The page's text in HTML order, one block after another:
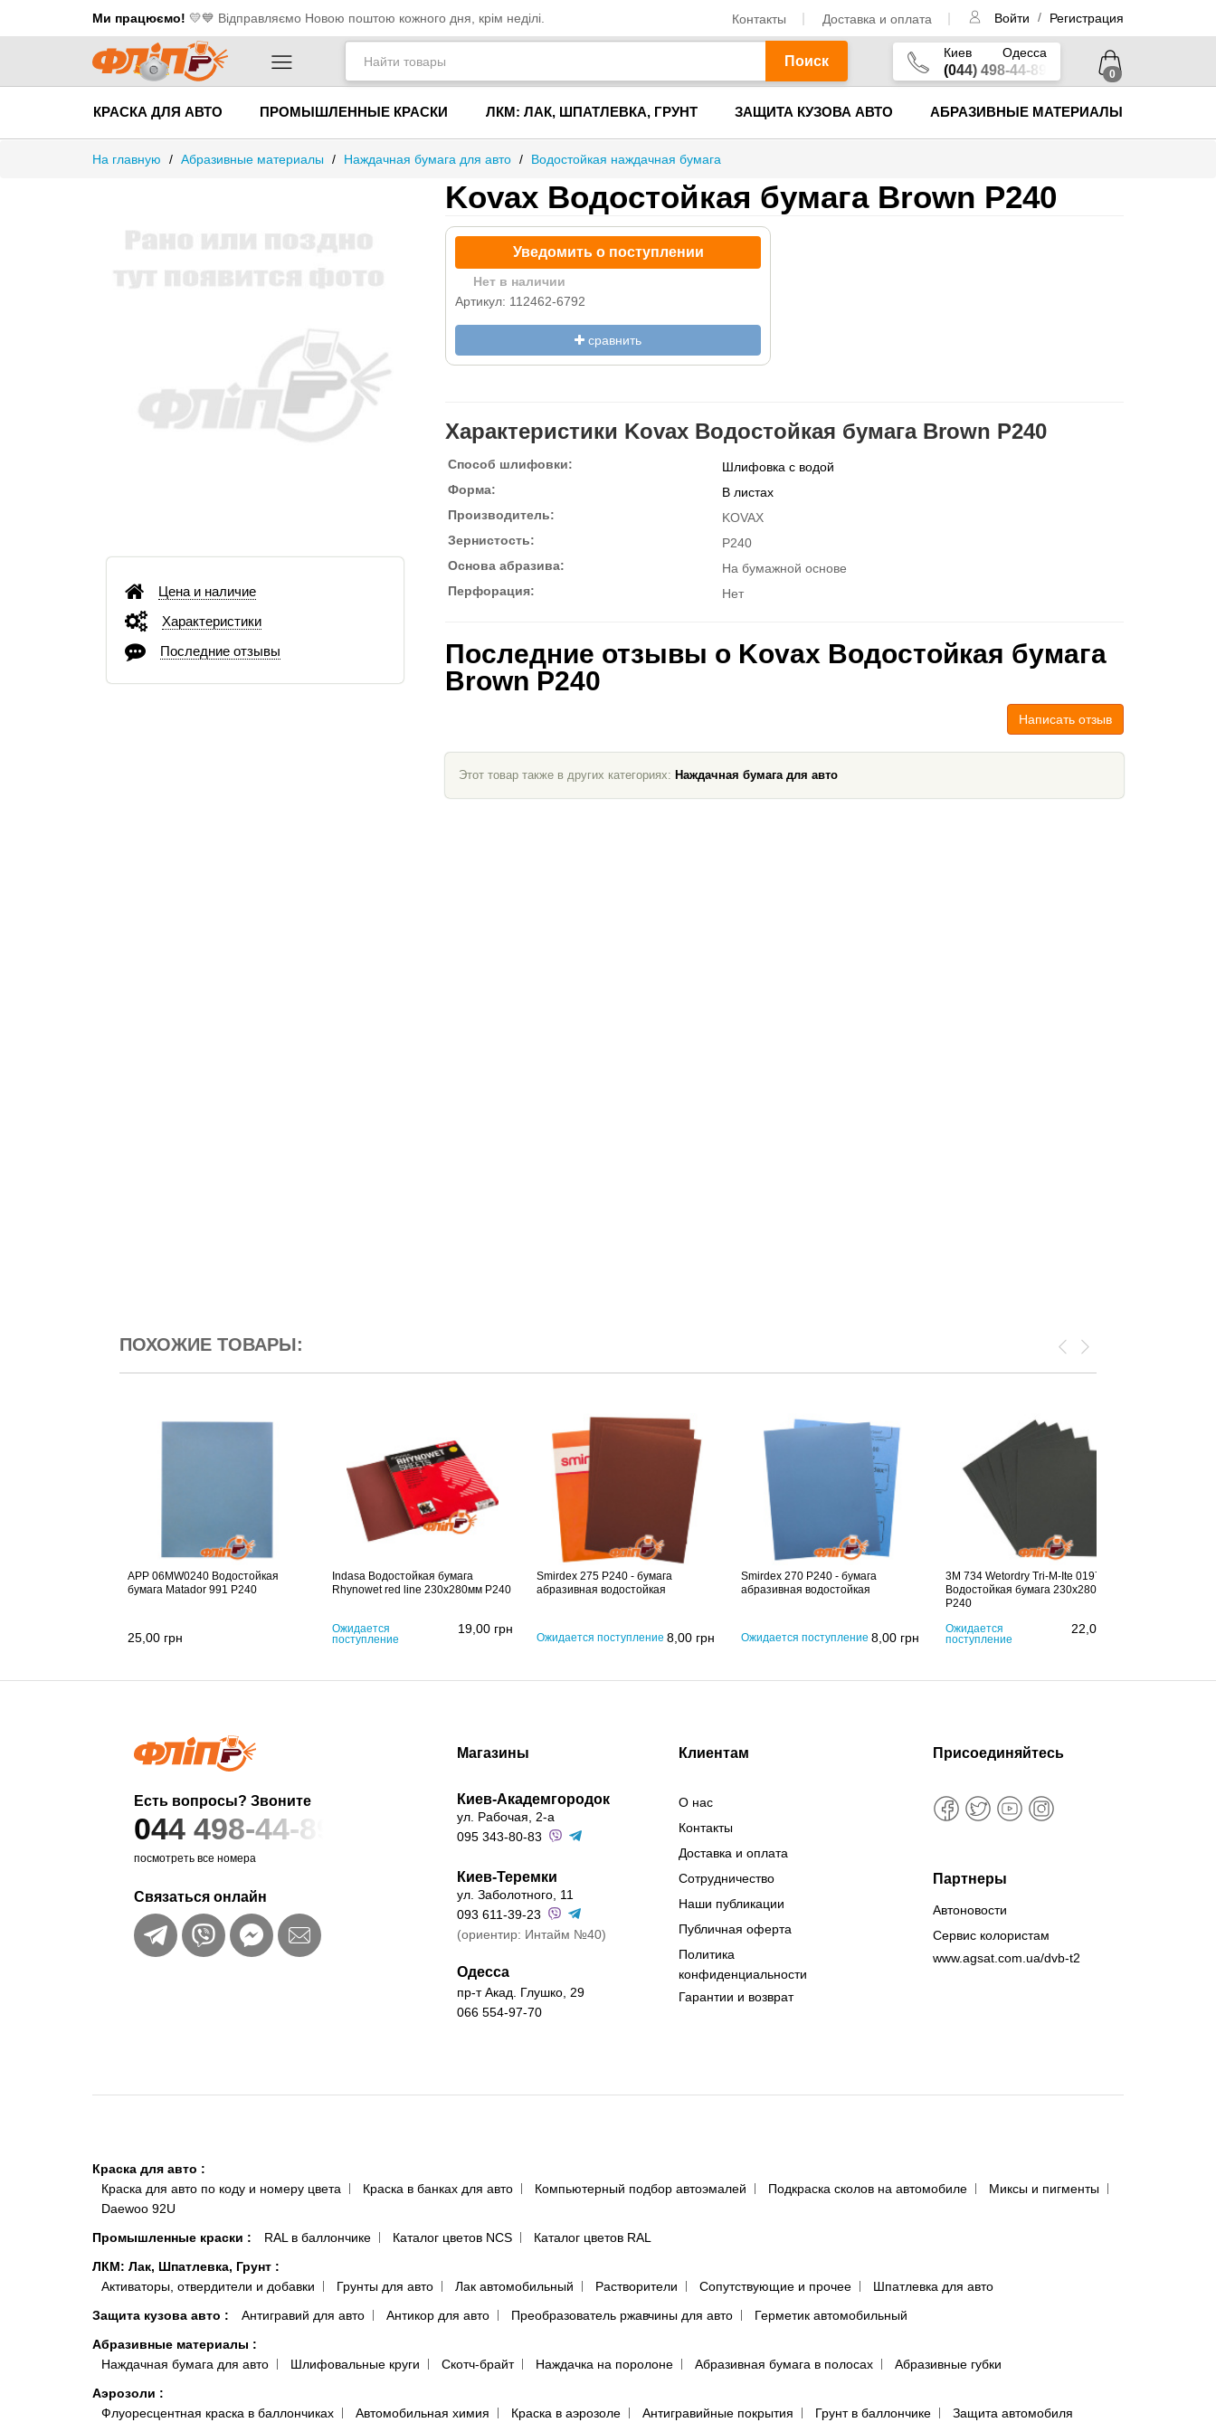
Ми працюємо! 💛​💙 Відправляємо Новою поштою кожного дня, крім неділі. Контакты Доставка и оплата Войти / Регистрация
Поиск
Киев Одесса
(044) 498-44-89 0
КРАСКА ДЛЯ АВТО ПРОМЫШЛЕННЫЕ КРАСКИ ЛКМ: ЛАК, ШПАТЛЕВКА, ГРУНТ ЗАЩИТА КУЗОВА АВТО АБРАЗИВНЫЕ МАТЕРИАЛЫ
На главную / Абразивные материалы / Наждачная бумага для авто / Водостойкая наждачная бумага
Цена и наличие
Характеристики
Последние отзывы
Kovax Водостойкая бумага Brown P240
Уведомить о поступлении
Нет в наличии
Артикул: 112462-6792
сравнить
Характеристики Kovax Водостойкая бумага Brown P240
Способ шлифовки:
Шлифовка с водой
Форма:
В листах
Производитель:
KOVAX
Зернистость:
P240
Основа абразива:
На бумажной основе
Перфорация:
Нет
Последние отзывы о Kovax Водостойкая бумага
Brown P240
Написать отзыв
Этот товар также в других категориях: Наждачная бумага для авто
ПОХОЖИЕ ТОВАРЫ:
APP 06MW0240 Водостойкая
бумага Matador 991 P240
25,00 грн
Indasa Водостойкая бумага
Rhynowet red line 230x280мм P240
Ожидается
поступление
19,00 грн
Smirdex 275 P240 - бумага
абразивная водостойкая
Ожидается поступление 8,00 грн
Smirdex 270 P240 - бумага
абразивная водостойкая
Ожидается поступление 8,00 грн
3M 734 Wetordry Tri-M-Ite 01979
Водостойкая бумага 230x280мм
P240
Ожидается
поступление
22,00
Есть вопросы? Звоните
044 498-44-89
посмотреть все номера
Связаться онлайн
Магазины
Киев-Академгородок
ул. Рабочая, 2-а
095 343-80-83
Киев-Теремки
ул. Заболотного, 11
093 611-39-23
(ориентир: Интайм №40)
Одесса
пр-т Акад. Глушко, 29
066 554-97-70
Клиентам
О нас
Контакты
Доставка и оплата
Сотрудничество
Наши публикации
Публичная оферта
Политика
конфиденциальности
Гарантии и возврат
Присоединяйтесь
Партнеры
Автоновости
Сервис колористам
www.agsat.com.ua/dvb-t2
Краска для авто :
Краска для авто по коду и номеру цвета
Краска в банках для авто Компьютерный подбор автоэмалей Подкраска сколов на автомобиле
Миксы и пигменты
Daewoo 92U
Промышленные краски : RAL в баллончике Каталог цветов NCS
Каталог цветов RAL
ЛКМ: Лак, Шпатлевка, Грунт :
Активаторы, отвердители и добавки
Грунты для авто Лак автомобильный Растворители Сопутствующие и прочее
Шпатлевка для авто
Защита кузова авто : Антигравий для авто Антикор для авто Преобразователь ржавчины для авто
Герметик автомобильный
Абразивные материалы :
Наждачная бумага для авто
Шлифовальные круги Скотч-брайт Наждачка на поролоне Абразивная бумага в полосах
Абразивные губки
Аэрозоли :
Флуоресцентная краска в баллончиках
Автомобильная химия Краска в аэрозоле Антигравийные покрытия Грунт в баллончике
Защита автомобиля